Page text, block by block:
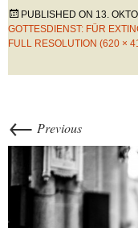
PUBLISHED ON 13.
GOTTESDIENST: FÜR
FULL RESOLUTION (620 ×
← Previous